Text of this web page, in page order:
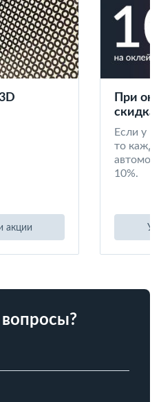
акции
При
скидка
Если у
то
10%.
вопросы?